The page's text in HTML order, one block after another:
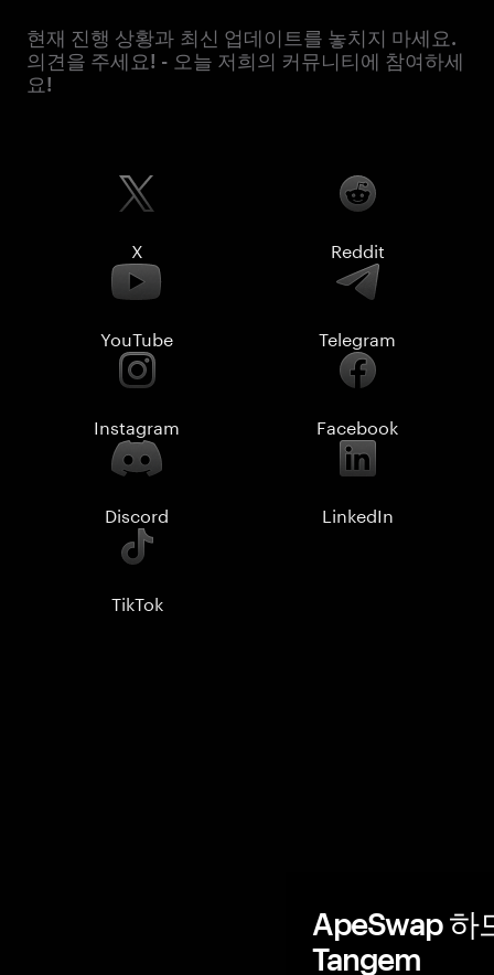
현재 진행 상황과 최신 업데이트를 놓치지 마세요.
의견을 주세요! - 오늘 저희의 커뮤니티에 참여하세
요!
X Reddit
YouTube Telegram
Instagram Facebook
Discord LinkedIn
TikTok
ApeSwap 하
Tangem